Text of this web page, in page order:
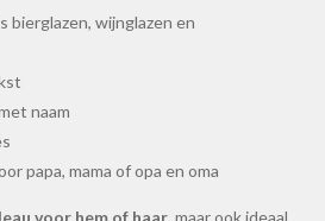
bierglazen, wijnglazen en
naam
papa, mama of opa en oma
voor hem of haar, maar ook ideaal